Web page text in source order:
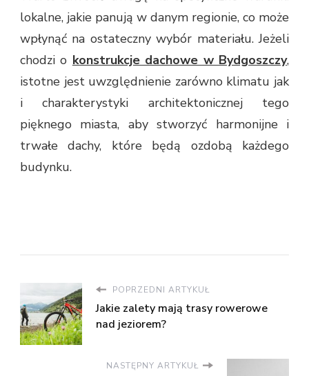
lokalne, jakie panują w danym regionie, co może
wpłynąć na ostateczny wybór materiału. Jeżeli
chodzi o konstrukcje dachowe w Bydgoszczy,
istotne jest uwzględnienie zarówno klimatu jak
i charakterystyki architektonicznej tego
pięknego miasta, aby stworzyć harmonijne i
trwałe dachy, które będą ozdobą każdego
budynku.
POPRZEDNI ARTYKUŁ
Jakie zalety mają trasy rowerowe
nad jeziorem?
NASTĘPNY ARTYKUŁ